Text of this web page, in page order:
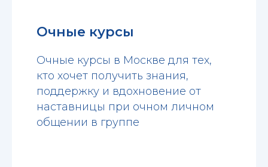
Очные курсы
Очные курсы в Москве для тех,
кто хочет получить знания,
поддержку и вдохновение от
наставницы при очном личном
общении в группе